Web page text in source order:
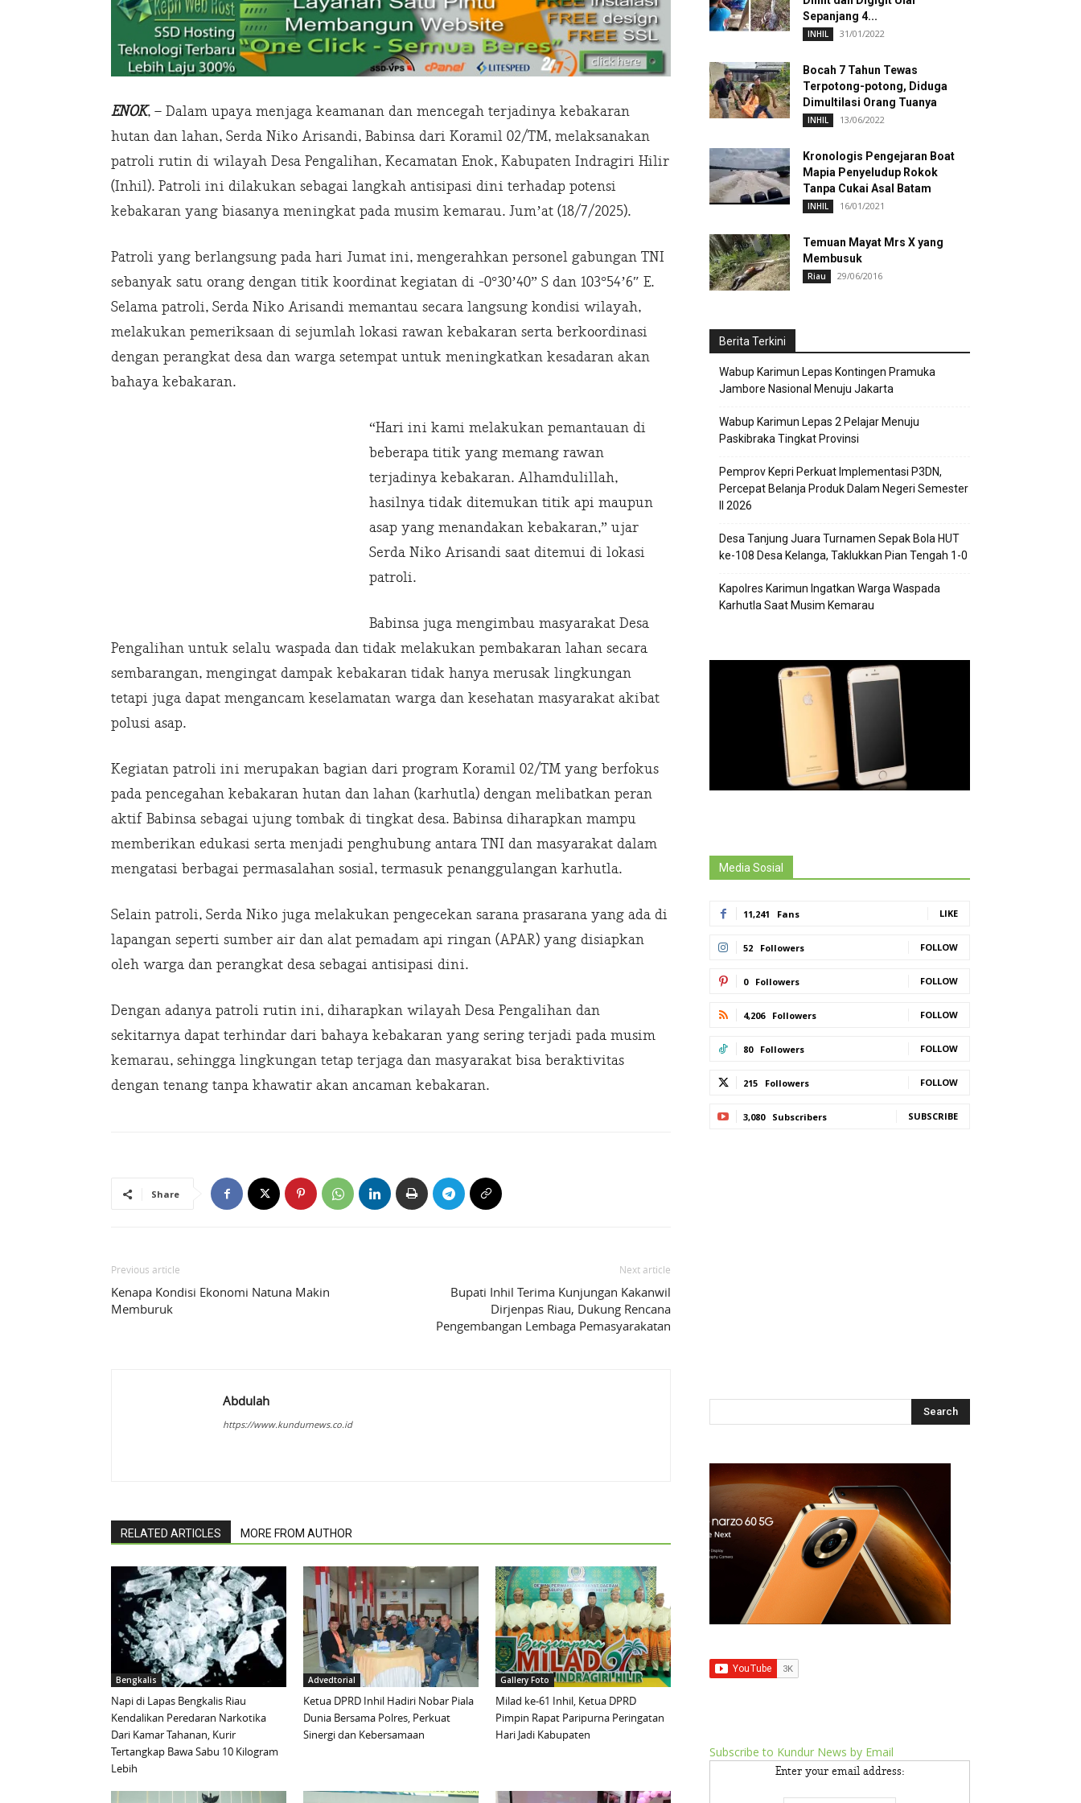
ENOK, – Dalam upaya menjaga keamanan dan mencegah terjadinya kebakaran
hutan dan lahan, Serda Niko Arisandi, Babinsa dari Koramil 02/TM, melaksanakan
patroli rutin di wilayah Desa Pengalihan, Kecamatan Enok, Kabupaten Indragiri Hilir
(Inhil). Patroli ini dilakukan sebagai langkah antisipasi dini terhadap potensi
kebakaran yang biasanya meningkat pada musim kemarau. Jum’at (18/7/2025).
Patroli yang berlangsung pada hari Jumat ini, mengerahkan personel gabungan TNI
sebanyak satu orang dengan titik koordinat kegiatan di -0°30’40” S dan 103°54’6″ E.
Selama patroli, Serda Niko Arisandi memantau secara langsung kondisi wilayah,
melakukan pemeriksaan di sejumlah lokasi rawan kebakaran serta berkoordinasi
dengan perangkat desa dan warga setempat untuk meningkatkan kesadaran akan
bahaya kebakaran.
“Hari ini kami melakukan pemantauan di
beberapa titik yang memang rawan
terjadinya kebakaran. Alhamdulillah,
hasilnya tidak ditemukan titik api maupun
asap yang menandakan kebakaran,” ujar
Serda Niko Arisandi saat ditemui di lokasi
patroli.
Babinsa juga mengimbau masyarakat Desa
Pengalihan untuk selalu waspada dan tidak melakukan pembakaran lahan secara
sembarangan, mengingat dampak kebakaran tidak hanya merusak lingkungan
tetapi juga dapat mengancam keselamatan warga dan kesehatan masyarakat akibat
polusi asap.
Kegiatan patroli ini merupakan bagian dari program Koramil 02/TM yang berfokus
pada pencegahan kebakaran hutan dan lahan (karhutla) dengan melibatkan peran
aktif Babinsa sebagai ujung tombak di tingkat desa. Babinsa diharapkan mampu
memberikan edukasi serta menjadi penghubung antara TNI dan masyarakat dalam
mengatasi berbagai permasalahan sosial, termasuk penanggulangan karhutla.
Selain patroli, Serda Niko juga melakukan pengecekan sarana prasarana yang ada di
lapangan seperti sumber air dan alat pemadam api ringan (APAR) yang disiapkan
oleh warga dan perangkat desa sebagai antisipasi dini.
Dengan adanya patroli rutin ini, diharapkan wilayah Desa Pengalihan dan
sekitarnya dapat terhindar dari bahaya kebakaran yang sering terjadi pada musim
kemarau, sehingga lingkungan tetap terjaga dan masyarakat bisa beraktivitas
dengan tenang tanpa khawatir akan ancaman kebakaran.
Share
Previous article
Kenapa Kondisi Ekonomi Natuna Makin
Memburuk
Next article
Bupati Inhil Terima Kunjungan Kakanwil
Dirjenpas Riau, Dukung Rencana
Pengembangan Lembaga Pemasyarakatan
Abdulah
https://www.kundurnews.co.id
RELATED ARTICLES MORE FROM AUTHOR
Bengkalis
Napi di Lapas Bengkalis Riau
Kendalikan Peredaran Narkotika
Dari Kamar Tahanan, Kurir
Tertangkap Bawa Sabu 10 Kilogram
Lebih
Advedtorial
Ketua DPRD Inhil Hadiri Nobar Piala
Dunia Bersama Polres, Perkuat
Sinergi dan Kebersamaan
Gallery Foto
Milad ke-61 Inhil, Ketua DPRD
Pimpin Rapat Paripurna Peringatan
Hari Jadi Kabupaten
Sepanjang 4...
INHIL 31/01/2022
Bocah 7 Tahun Tewas
Terpotong-potong, Diduga
Dimultilasi Orang Tuanya
INHIL 13/06/2022
Kronologis Pengejaran Boat
Mapia Penyeludup Rokok
Tanpa Cukai Asal Batam
INHIL 16/01/2021
Temuan Mayat Mrs X yang
Membusuk
Riau 29/06/2016
Berita Terkini
Wabup Karimun Lepas Kontingen Pramuka
Jambore Nasional Menuju Jakarta
Wabup Karimun Lepas 2 Pelajar Menuju
Paskibraka Tingkat Provinsi
Pemprov Kepri Perkuat Implementasi P3DN,
Percepat Belanja Produk Dalam Negeri Semester
II 2026
Desa Tanjung Juara Turnamen Sepak Bola HUT
ke-108 Desa Kelanga, Taklukkan Pian Tengah 1-0
Kapolres Karimun Ingatkan Warga Waspada
Karhutla Saat Musim Kemarau
Media Sosial
11,241 Fans LIKE
52 Followers FOLLOW
0 Followers FOLLOW
4,206 Followers FOLLOW
80 Followers FOLLOW
215 Followers FOLLOW
3,080 Subscribers SUBSCRIBE
Subscribe to Kundur News by Email
Enter your email address: